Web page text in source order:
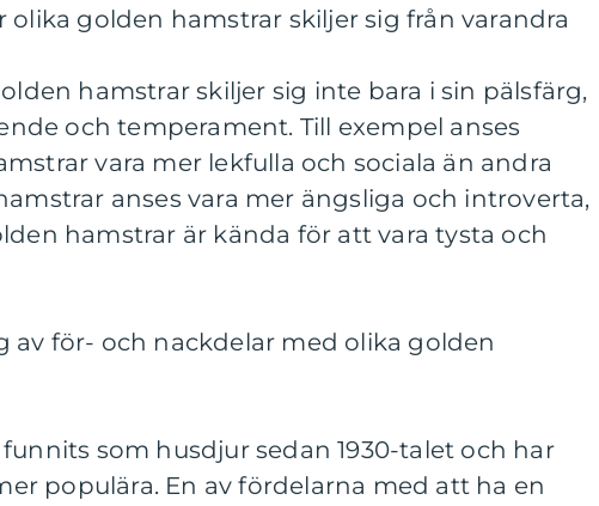
olika golden hamstrar skiljer sig från varandra
hamstrar skiljer sig inte bara i sin pälsfärg,
och temperament. Till exempel anses
vara mer lekfulla och sociala än andra
anses vara mer ängsliga och introverta,
hamstrar är kända för att vara tysta och
av för- och nackdelar med olika golden
som husdjur sedan 1930-talet och har
populära. En av fördelarna med att ha en